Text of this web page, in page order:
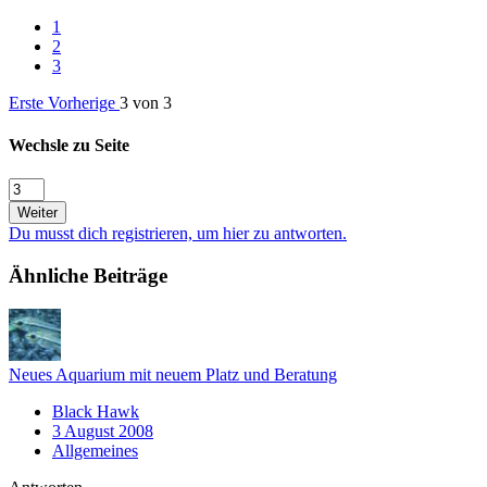
1
2
3
Erste Vorherige 3 von 3
Wechsle zu Seite
Weiter
Du musst dich registrieren, um hier zu antworten.
Ähnliche Beiträge
Neues Aquarium mit neuem Platz und Beratung
Black Hawk
3 August 2008
Allgemeines